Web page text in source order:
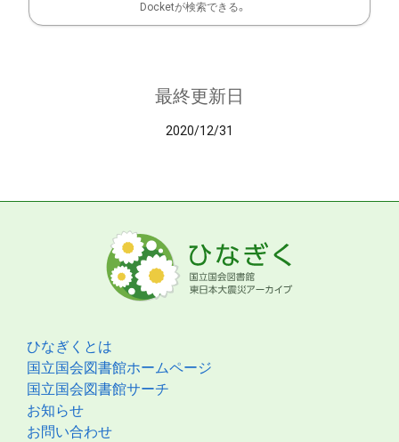
Docketが検索できる。
最終更新日
2020/12/31
ひなぎくとは
国立国会図書館ホームページ
国立国会図書館サーチ
お知らせ
お問い合わせ